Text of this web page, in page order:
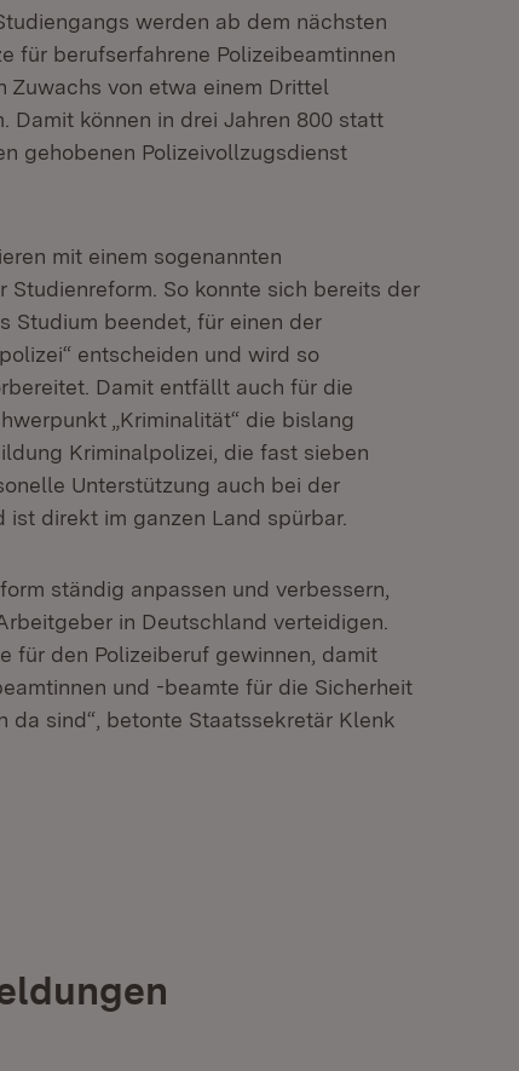
werden ab dem nächsten
für berufserfahrene Polizeibeamtinnen
Zuwachs von etwa einem Drittel
Damit können in drei Jahren 800 statt
gehobenen Polizeivollzugsdienst
mit einem sogenannten
So konnte sich bereits der
Studium beendet, für einen der
entscheiden und wird so
Damit entfällt auch für die
„Kriminalität“ die bislang
Kriminalpolizei, die fast sieben
Unterstützung auch bei der
direkt im ganzen Land spürbar.
ständig anpassen und verbessern,
in Deutschland verteidigen.
für den Polizeiberuf gewinnen, damit
und -beamte für die Sicherheit
da sind“, betonte Staatssekretär Klenk